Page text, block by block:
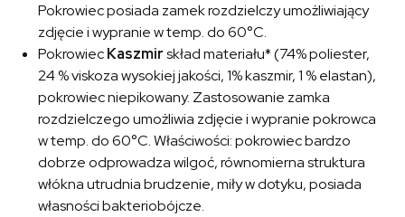
Pokrowiec posiada zamek rozdzielczy umożliwiający
zdjęcie i wypranie w temp. do 60°C.
PokrowiecKaszmirskład materiału* (74% poliester,
24 % viskoza wysokiej jakości, 1% kaszmir, 1 % elastan),
pokrowiec niepikowany. Zastosowanie zamka
rozdzielczego umożliwia zdjęcie i wypranie pokrowca
w temp. do 60°C. Właściwości: pokrowiec bardzo
dobrze odprowadza wilgoć, równomierna struktura
włókna utrudnia brudzenie, miły w dotyku, posiada
własności bakteriobójcze.